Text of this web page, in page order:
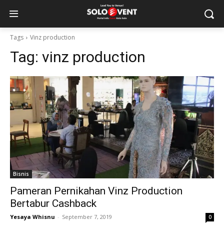
Tags Vinz production
Tag: vinz production
Bisnis
Pameran Pernikahan Vinz Production
Bertabur Cashback
Yesaya Whisnu - September 7, 2019 0